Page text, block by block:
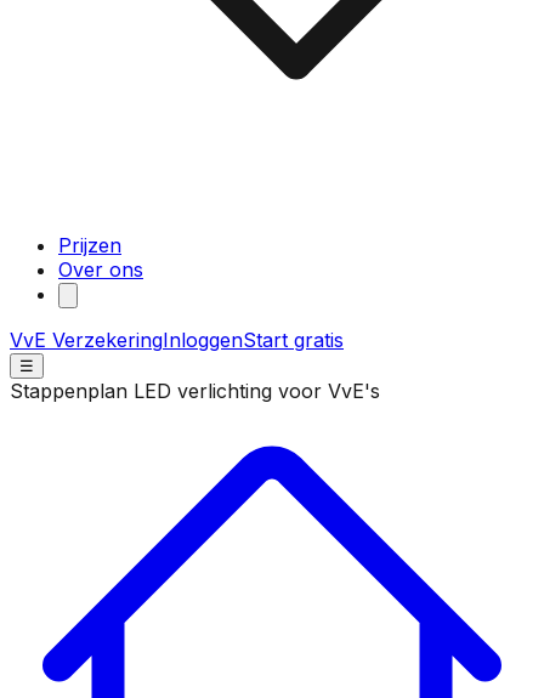
Prijzen
Over ons
VvE VerzekeringInloggenStart gratis
☰
Stappenplan LED verlichting voor VvE's